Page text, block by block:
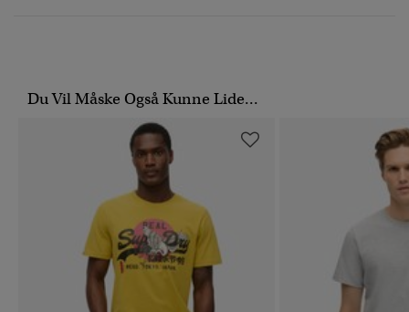
Du Vil Måske Også Kunne Lide...